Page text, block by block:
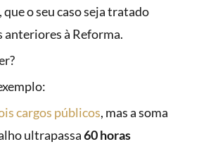
o seu caso seja tratado
anteriores à Reforma.
cargos públicos, mas a soma
ultrapassa60 horas